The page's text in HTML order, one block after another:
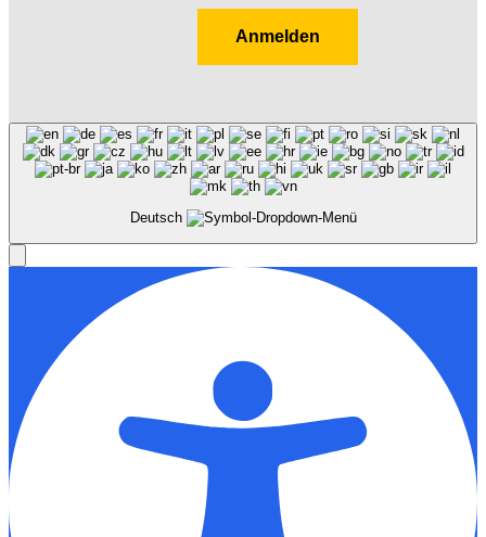
Anmelden
Deutsch